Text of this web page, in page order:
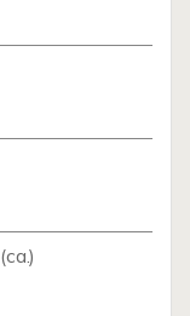
(ca.)